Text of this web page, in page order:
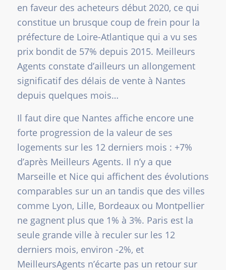
en faveur des acheteurs début 2020, ce qui
constitue un brusque coup de frein pour la
préfecture de Loire-Atlantique qui a vu ses
prix bondit de 57% depuis 2015. Meilleurs
Agents constate d’ailleurs un allongement
significatif des délais de vente à Nantes
depuis quelques mois…
Il faut dire que Nantes affiche encore une
forte progression de la valeur de ses
logements sur les 12 derniers mois : +7%
d’après Meilleurs Agents. Il n’y a que
Marseille et Nice qui affichent des évolutions
comparables sur un an tandis que des villes
comme Lyon, Lille, Bordeaux ou Montpellier
ne gagnent plus que 1% à 3%. Paris est la
seule grande ville à reculer sur les 12
derniers mois, environ -2%, et
MeilleursAgents n’écarte pas un retour sur